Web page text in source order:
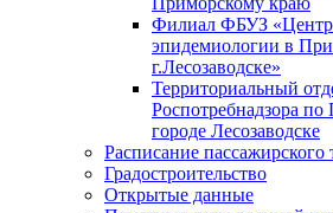
Филиал ФБУЗ
эпидемиологии в
г.Лесозаводске»
Территориальный
Роспотребнадзора
городе Лесозаводске
Расписание пассажирского
Градостроительство
Открытые данные